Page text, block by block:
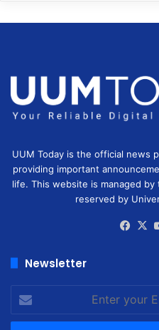
UUM Today is the official news
providing important
life. This website is managed
reserved by
Newsletter
your
Email